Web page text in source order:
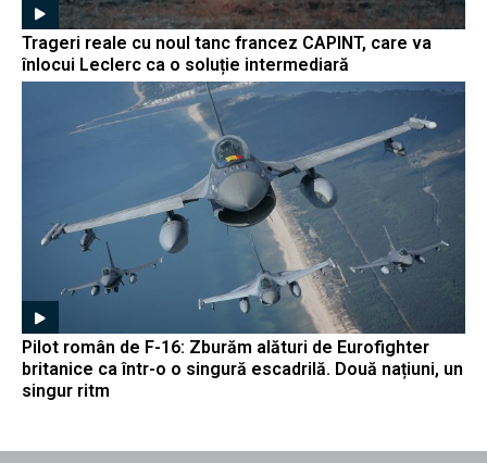
Trageri reale cu noul tanc francez CAPINT, care va
înlocui Leclerc ca o soluție intermediară
Pilot român de F-16: Zburăm alături de Eurofighter
britanice ca într-o o singură escadrilă. Două națiuni, un
singur ritm